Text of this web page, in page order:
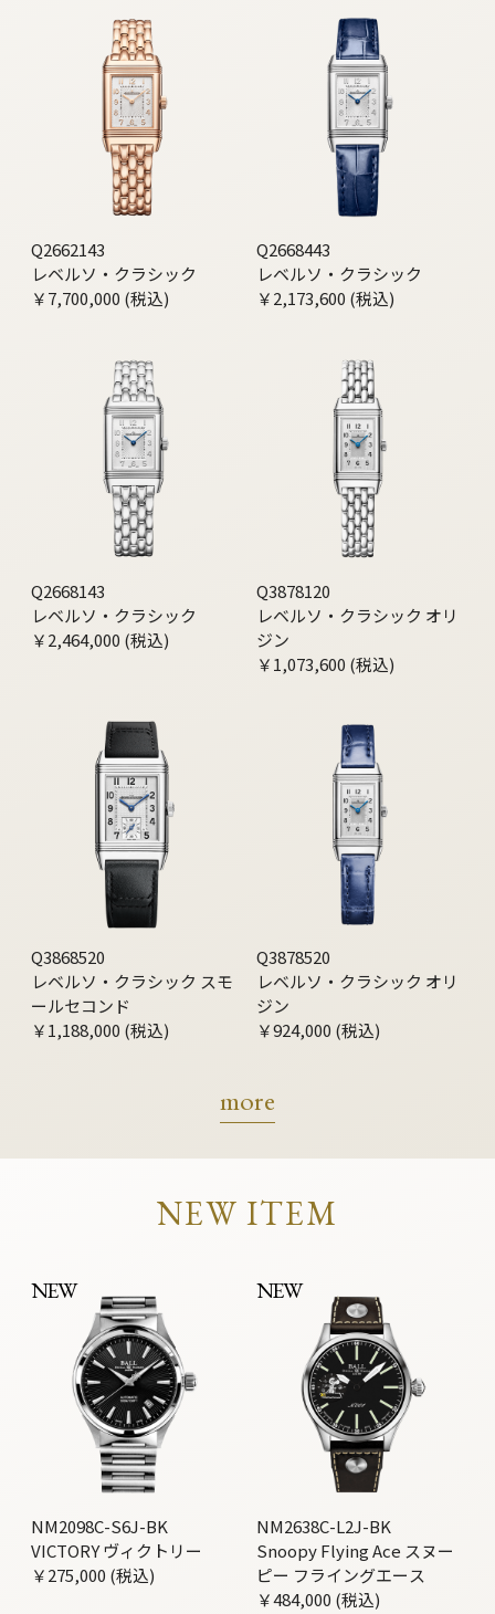
Q2662143
レベルソ・クラシック
￥7,700,000 (税込)
Q2668443
レベルソ・クラシック
￥2,173,600 (税込)
Q2668143
レベルソ・クラシック
￥2,464,000 (税込)
Q3878120
レベルソ・クラシック オリ
ジン
￥1,073,600 (税込)
Q3868520
レベルソ・クラシック スモ
ールセコンド
￥1,188,000 (税込)
Q3878520
レベルソ・クラシック オリ
ジン
￥924,000 (税込)
more
NEW ITEM
NEW
NM2098C-S6J-BK
VICTORY ヴィクトリー
￥275,000 (税込)
NEW
NM2638C-L2J-BK
Snoopy Flying Ace スヌー
ピー フライングエース
￥484,000 (税込)